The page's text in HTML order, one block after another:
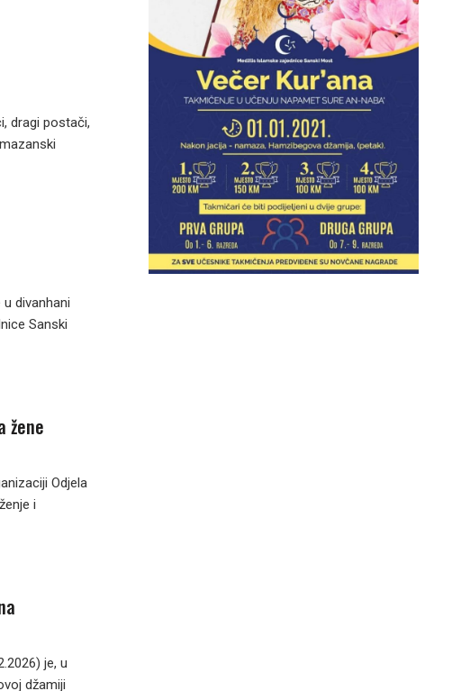
dragi postači,
divanhani
Sanski
žene
Odjela
i
je, u
džamiji